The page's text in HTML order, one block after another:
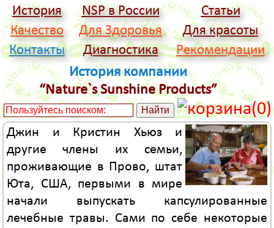
История NSP в России
Статьи
Качество
Для Здоровья
Для красоты
Контакты
Диагностика Рекомендации
История компании
“Nature`s Sunshine Products”
(0)
Джин и Кристин Хьюз и
другие члены их семьи,
проживающие в Прово, штат
Юта, США, первыми в мире
начали выпускать капсулированные
лечебные травы. Сами по себе некоторые